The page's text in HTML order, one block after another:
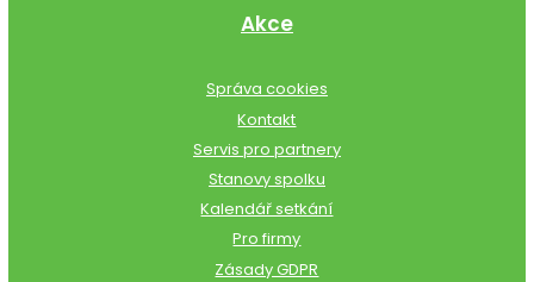
Akce
Správa cookies
Kontakt
Servis pro partnery
Stanovy spolku
Kalendář setkání
Pro firmy
Zásady GDPR